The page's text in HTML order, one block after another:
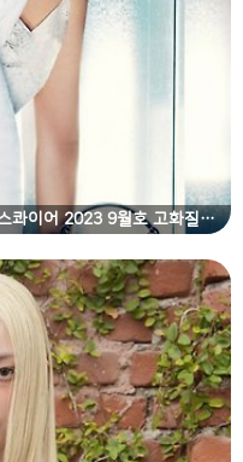
[HD] 아이브(IVE) 안유진(An Yujin) 에스콰이어 2023 9월호 고화질 화보